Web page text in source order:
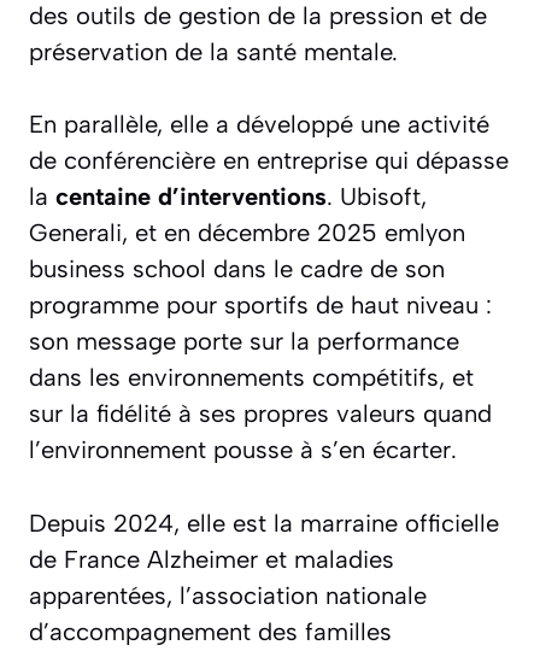
des outils de gestion de la pression et de
préservation de la santé mentale.
En parallèle, elle a développé une activité
de conférencière en entreprise qui dépasse
la centaine d’interventions. Ubisoft,
Generali, et en décembre 2025 emlyon
business school dans le cadre de son
programme pour sportifs de haut niveau :
son message porte sur la performance
dans les environnements compétitifs, et
sur la fidélité à ses propres valeurs quand
l’environnement pousse à s’en écarter.
Depuis 2024, elle est la marraine officielle
de France Alzheimer et maladies
apparentées, l’association nationale
d’accompagnement des familles